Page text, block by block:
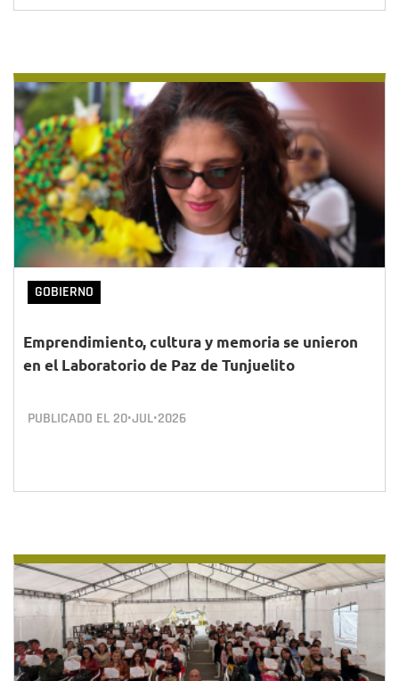
GOBIERNO
Emprendimiento, cultura y memoria se unieron
en el Laboratorio de Paz de Tunjuelito
PUBLICADO EL 20•JUL•2026